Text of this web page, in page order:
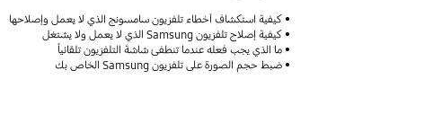
كيفية استكشاف أخطاء تلفزيون سامسونج الذي لا يعمل وإصلاحها
كيفية إصلاح تلفزيون Samsung الذي لا يعمل ولا يشتغل
ما الذي يجب فعله عندما تنطفئ شاشة التلفزيون تلقائياً
ضبط حجم الصورة على تلفزيون Samsung الخاص بك